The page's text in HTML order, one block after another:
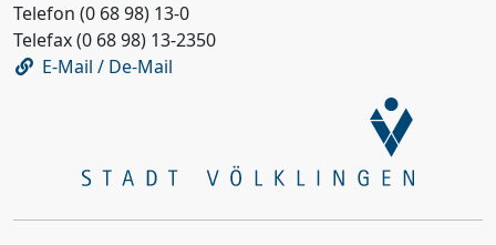
Telefon (0 68 98) 13-0
Telefax (0 68 98) 13-2350
E-Mail / De-Mail